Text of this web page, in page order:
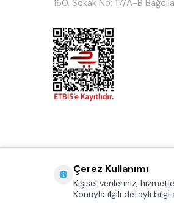
160. Sokak No: 17/A-B
Çerez Kullanımı
Kişisel verileriniz,
Konuyla ilgili detaylı bilgi